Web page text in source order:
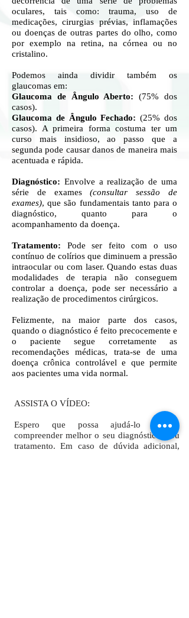
oculares, tais como: trauma, uso de
medicações, cirurgias prévias, inflamações
ou doenças de outras partes do olho, como
por exemplo na retina, na córnea ou no
cristalino.
Podemos ainda dividir também os
glaucomas em:
Glaucoma de Ângulo Aberto: (75% dos
casos).
Glaucoma de Ângulo Fechado: (25% dos
casos). A primeira forma costuma ter um
curso mais insidioso, ao passo que a
segunda pode causar danos de maneira mais
acentuada e rápida.
Diagnóstico: Envolve a realização de uma
série de exames(consultar sessão de
exames), que são fundamentais tanto para o
diagnóstico, quanto para o
acompanhamento da doença.
Tratamento: Pode ser feito com o uso
contínuo de colírios que diminuem a pressão
intraocular ou com laser. Quando estas duas
modalidades de terapia não conseguem
controlar a doença, pode ser necessário a
realização de procedimentos cirúrgicos.
Felizmente, na maior parte dos casos,
quando o diagnóstico é feito precocemente e
o paciente segue corretamente as
recomendações médicas, trata-se de uma
doença crônica controlável e que permite
aos pacientes uma vida normal.
ASSISTA O VÍDEO:
Espero que possa ajudá-lo (a) a
compreender melhor o seu diagnóstico e/ou
tratamento.Em caso de dúvida adicional,